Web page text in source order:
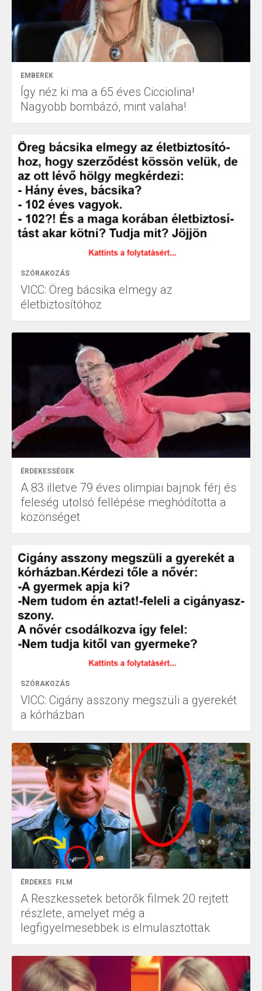
EMBEREK
Így néz ki ma a 65 éves Cicciolina!
Nagyobb bombázó, mint valaha!
SZÓRAKOZÁS
VICC: Öreg bácsika elmegy az
életbiztosítóhoz
ÉRDEKESSÉGEK
A 83 illetve 79 éves olimpiai bajnok férj és
feleség utolsó fellépése meghódította a
közönséget
SZÓRAKOZÁS
VICC: Cigány asszony megszüli a gyerekét
a kórházban
ÉRDEKES FILM
A Reszkessetek betörők filmek 20 rejtett
részlete, amelyet még a
legfigyelmesebbek is elmulasztottak